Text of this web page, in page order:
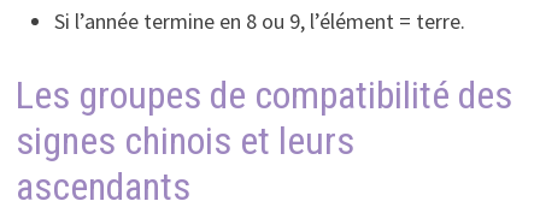
Si l’année termine en 8 ou 9, l’élément = terre.
Les groupes de compatibilité des
signes chinois et leurs
ascendants